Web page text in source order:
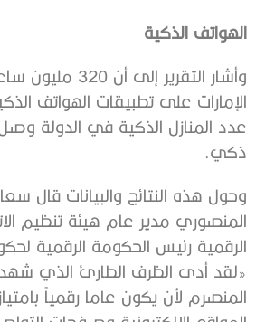
الهواتف الذكية
وأشار التقرير
ذكي.
وحول هذه النتائج والبيانات قال
المنصوري مدير عام هيئة تنظيم
الرقمية رئيس الحكومة الرقمية
«لقد أدى الظرف الطارئ الذي
المنصرم لأن يكون عاما رقمياً